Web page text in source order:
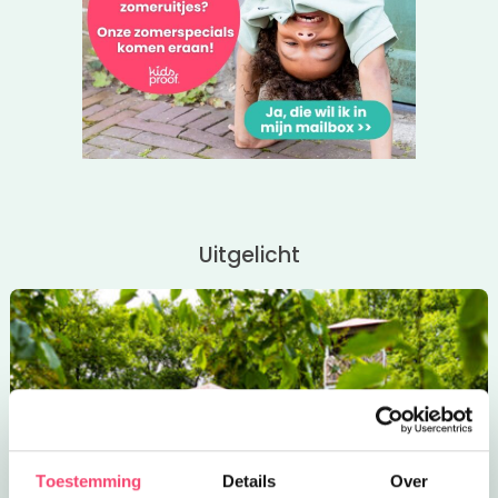
Toestemming Details Over
Uitgelicht